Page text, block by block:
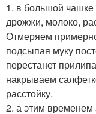
1. в большой
дрожжи, молоко,
Отмеряем
подсыпая муку
перестанет
накрываем
расстойку.
2. а этим временем